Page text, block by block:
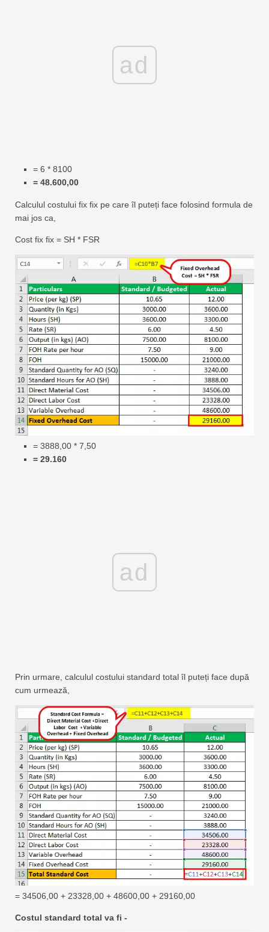
ad
= 6 * 8100
= 48.600,00
Calculul costului fix fix pe care îl puteți face folosind formula de
mai jos ca,
Cost fix fix = SH * FSR
= 3888,00 * 7,50
= 29.160
ad
Prin urmare, calculul costului standard total îl puteți face după
cum urmează,
= 34506,00 + 23328,00 + 48600,00 + 29160,00
Costul standard total va fi -